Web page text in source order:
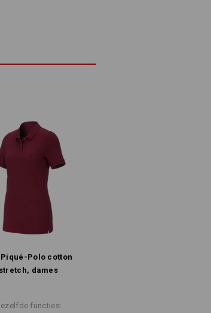
Piqué-Polo cotton
stretch, dames
functies: